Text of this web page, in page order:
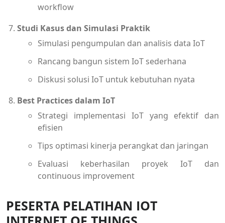
workflow
Studi Kasus dan Simulasi Praktik
Simulasi pengumpulan dan analisis data IoT
Rancang bangun sistem IoT sederhana
Diskusi solusi IoT untuk kebutuhan nyata
Best Practices dalam IoT
Strategi implementasi IoT yang efektif dan
efisien
Tips optimasi kinerja perangkat dan jaringan
Evaluasi keberhasilan proyek IoT dan
continuous improvement
PESERTA PELATIHAN IOT